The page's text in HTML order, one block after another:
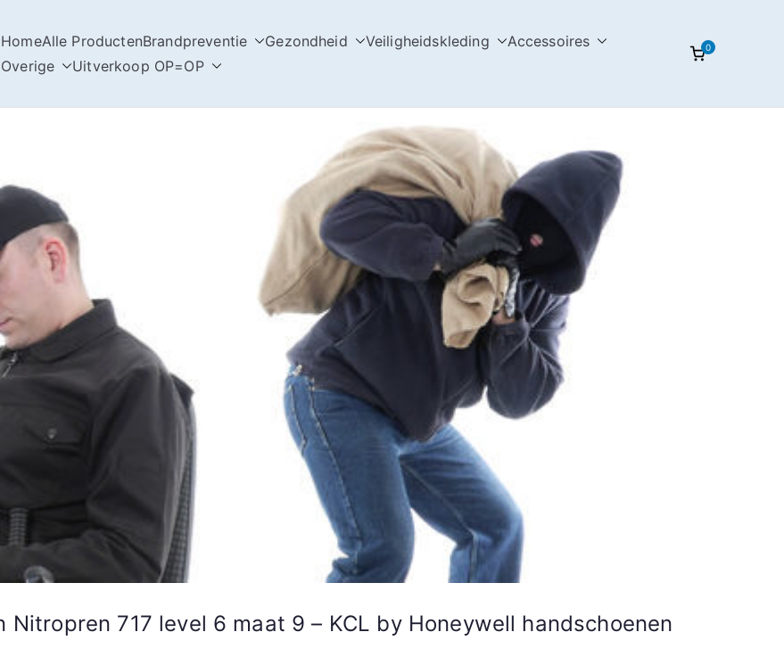
HomeAlle ProductenBrandpreventie Gezondheid Veiligheidskleding
Accessoires
Overige
Uitverkoop OP=OP
0
Nitropren 717 level 6 maat 9 – KCL by Honeywell handschoenen